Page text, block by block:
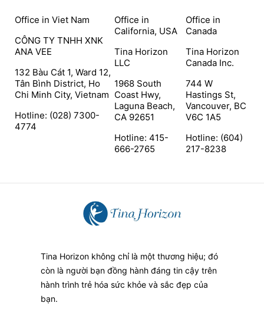
Office in Viet Nam
CÔNG TY TNHH XNK
ANA VEE
132 Bàu Cát 1, Ward 12,
Tân Bình District, Ho
Chi Minh City, Vietnam
Hotline: (028) 7300-
4774
Office in
California, USA
Tina Horizon
LLC
1968 South
Coast Hwy,
Laguna Beach,
CA 92651
Hotline: 415-
666-2765
Office in
Canada
Tina Horizon
Canada Inc.
744 W
Hastings St,
Vancouver, BC
V6C 1A5
Hotline: (604)
217-8238
Tina Horizon không chỉ là một thương hiệu; đó
còn là người bạn đồng hành đáng tin cậy trên
hành trình trẻ hóa sức khỏe và sắc đẹp của
bạn.